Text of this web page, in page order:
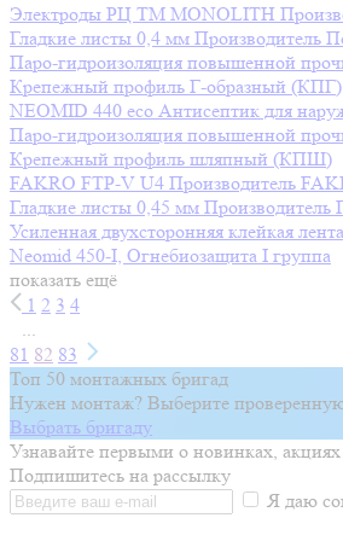
Электроды РЦ ТМ MONOLITH
Гладкие листы 0,4 мм Производитель
Паро-гидроизоляция повышенной
Крепежный профиль Г-образный (КПГ)
NEOMID 440 eco Антисептик для
Паро-гидроизоляция повышенной
Крепежный профиль шляпный (КПШ)
FAKRO FTP-V U4 Производитель
Гладкие листы 0,45 мм Производитель
Усиленная двухсторонняя клейкая
Neomid 450-I, Огнебиозащита I группа
показать ещё
1 2 3 4
...
81 82 83
Топ 50 монтажных бригад
Нужен монтаж? Выберите
Выбрать бригаду
Узнавайте первыми о новинках,
Подпишитесь на рассылку
Я даю